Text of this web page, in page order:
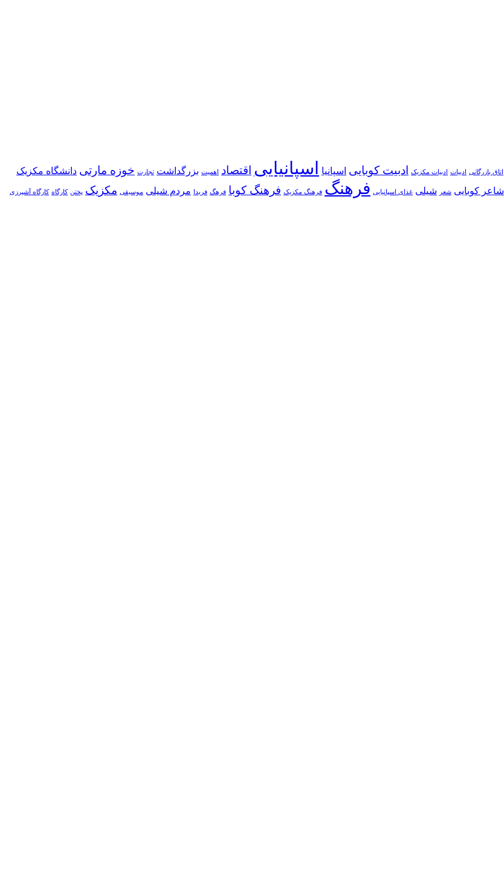
اتاق بازرگانی ادبیات ادبیات مکزیک ادبیت کوبایی اسپانیا اسپانیایی اقتصاد اهمیت بزرگداشت تجارت خوزه مارتی دانشگاه مکزیک
شاعر کوبایی شعر شیلی غذای اسپانیایی فرهنگ فرهنگ مکزیک فرهنگ کوبا فرهگ فریدا مردم شیلی موسیقی مکزیک پختن کارگاه کارگاه آشپرزی